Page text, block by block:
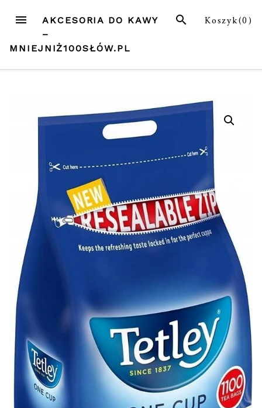
treści
MENU Koszyk(0)
SZUKAJ
AKCESORIA DO KAWY
–
MNIEJNIŻ100SŁÓW.PL